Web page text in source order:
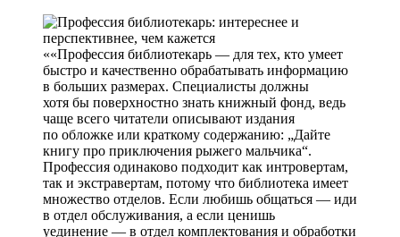
«Профессия библиотекарь — для тех, кто умеет
быстро и качественно обрабатывать информацию
в больших размерах. Специалисты должны
хотя бы поверхностно знать книжный фонд, ведь
чаще всего читатели описывают издания
по обложке или краткому содержанию: „Дайте
книгу про приключения рыжего мальчика“.
Профессия одинаково подходит как интровертам,
так и экстравертам, потому что библиотека имеет
множество отделов. Если любишь общаться — иди
в отдел обслуживания, а если ценишь
уединение — в отдел комплектования и обработки